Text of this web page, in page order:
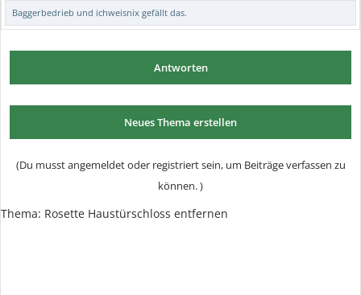
Baggerbedrieb und ichweisnix gefällt das.
Antworten
Neues Thema erstellen
(Du musst angemeldet oder registriert sein, um Beiträge verfassen zu
können. )
Thema: Rosette Haustürschloss entfernen